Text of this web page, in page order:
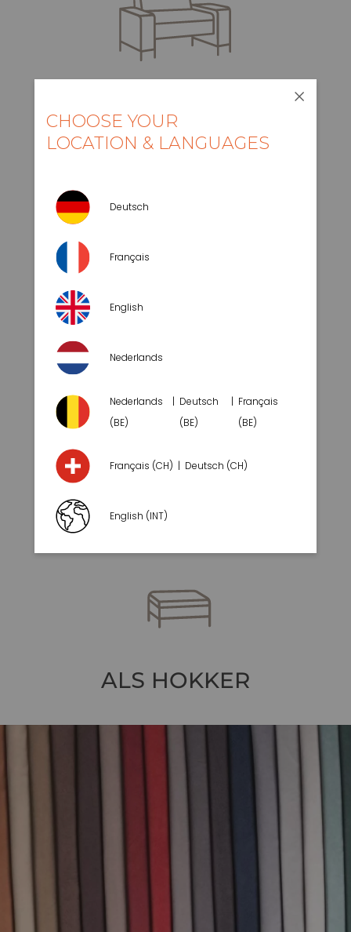
ALSFAUTEUIL
ALS
ALS HOKKER
CHOOSE YOUR
LOCATION & LANGUAGES
Deutsch
Français
English
Nederlands
Nederlands
(BE)
Deutsch
(BE)
Français
(BE)
Français (CH) Deutsch (CH)
English (INT)